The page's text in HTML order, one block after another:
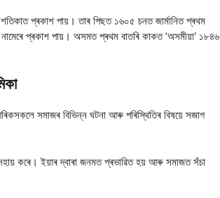
প্ৰকাশ পায়। তাৰ পিছত ১৬০৫ চনত জার্মানিত প্ৰথম
প্ৰকাশ পায়। অসমত প্ৰথম বাতৰি কাকত ‘অসমীয়া’ ১৮৪৬
সমাজৰ বিভিন্ন ঘটনা আৰু পৰিস্থিতিৰ বিষয়ে সজাগ
কৰে। ইয়াৰ দ্বাৰা জনমত প্ৰভাৱিত হয় আৰু সমাজত সঁচা